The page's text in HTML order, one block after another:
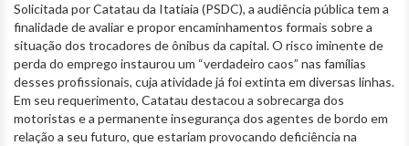
Solicitada por Catatau da Itatiaia (PSDC), a audiência pública tem a
finalidade de avaliar e propor encaminhamentos formais sobre a
situação dos trocadores de ônibus da capital. O risco iminente de
perda do emprego instaurou um “verdadeiro caos” nas famílias
desses profissionais, cuja atividade já foi extinta em diversas linhas.
Em seu requerimento, Catatau destacou a sobrecarga dos
motoristas e a permanente insegurança dos agentes de bordo em
relação a seu futuro, que estariam provocando deficiência na